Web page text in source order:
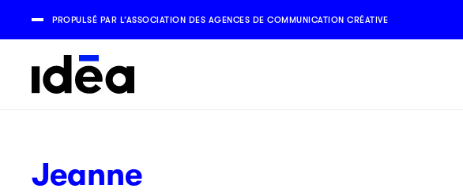
PROPULSÉ PAR L’ASSOCIATION DES AGENCES DE COMMUNICATION CRÉATIVE
Jeanne